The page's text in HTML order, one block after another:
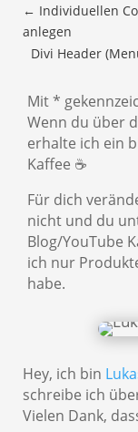
← Individuellen
anlegen
Divi Header
Mit *
Wenn du über
erhalte ich ein
Kaffee ☕
Für dich
nicht und du
Blog/YouTube
ich nur
habe.
Hey, ich bin
schreibe ich
Vielen Dank,